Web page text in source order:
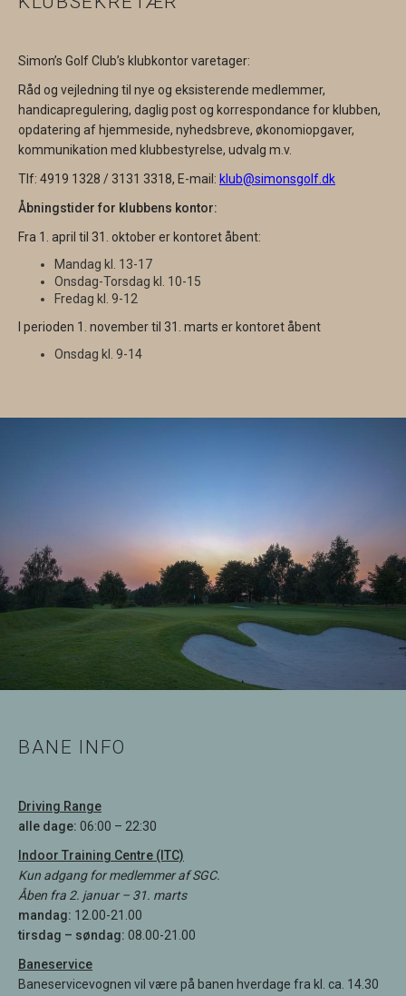
Simon’s Golf Club’s klubkontor varetager:
Råd og vejledning til nye og eksisterende medlemmer,
handicapregulering, daglig post og korrespondance for klubben,
opdatering af hjemmeside, nyhedsbreve, økonomiopgaver,
kommunikation med klubbestyrelse, udvalg m.v.
Tlf: 4919 1328 / 3131 3318, E-mail: klub@simonsgolf.dk
Åbningstider for klubbens kontor:
Fra 1. april til 31. oktober er kontoret åbent:
Mandag kl. 13-17
Onsdag-Torsdag kl. 10-15
Fredag kl. 9-12
I perioden 1. november til 31. marts er kontoret åbent
Onsdag kl. 9-14
BANE INFO
Driving Range
alle dage: 06:00 – 22:30
Indoor Training Centre (ITC)
Kun adgang for medlemmer af SGC.
Åben fra 2. januar – 31. marts
mandag: 12.00-21.00
tirsdag – søndag: 08.00-21.00
Baneservice
Baneservicevognen vil være på banen hverdage fra kl. ca. 14.30